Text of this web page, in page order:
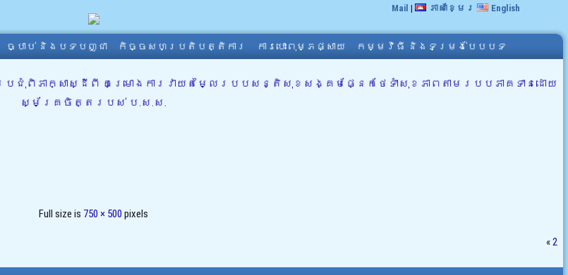
Mail | ភាសាខ្មែរ English
ច្បាប់ និងបទបញ្ជា កិច្ចសហប្រតិបត្តិការ ការបោះពុម្ភផ្សាយ កម្មវិធី និងទម្រង់បែបបទ
ជុំពិភាក្សាស្ដីពី គម្រោងការវាយតម្លៃរបបសន្តិសុខសង្គមផ្នែកថែទាំសុខភាពតាមរបបភាគទានដោយ
ស្ម័គ្រចិត្តរបស់ ប.ស.ស.
Full size is 750 × 500 pixels
«2